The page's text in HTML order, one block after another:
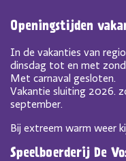
Openingstijden
In de vakanties van
dinsdag tot en met
Met carnaval gesloten.
Vakantie sluiting 2026.
september.
Bij extreem warm weer
Speelboerderij De